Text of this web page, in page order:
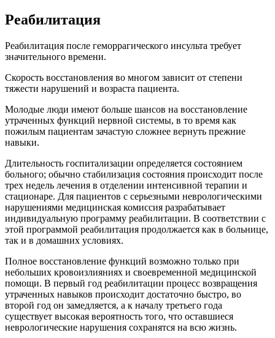
Реабилитация
Реабилитация после геморрагического инсульта требует
значительного времени.
Скорость восстановления во многом зависит от степени
тяжести нарушений и возраста пациента.
Молодые люди имеют больше шансов на восстановление
утраченных функций нервной системы, в то время как
пожилым пациентам зачастую сложнее вернуть прежние
навыки.
Длительность госпитализации определяется состоянием
больного; обычно стабилизация состояния происходит после
трех недель лечения в отделении интенсивной терапии и
стационаре. Для пациентов с серьезными неврологическими
нарушениями медицинская комиссия разрабатывает
индивидуальную программу реабилитации. В соответствии с
этой программой реабилитация продолжается как в больнице,
так и в домашних условиях.
Полное восстановление функций возможно только при
небольших кровоизлияниях и своевременной медицинской
помощи. В первый год реабилитации процесс возвращения
утраченных навыков происходит достаточно быстро, во
второй год он замедляется, а к началу третьего года
существует высокая вероятность того, что оставшиеся
неврологические нарушения сохранятся на всю жизнь.